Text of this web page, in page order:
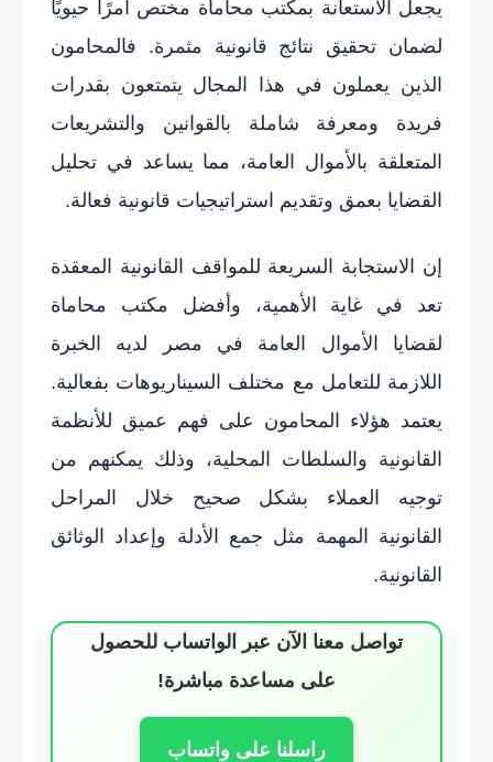
يجعل الاستعانة بمكتب محاماة مختص أمرًا حيويًا
لضمان تحقيق نتائج قانونية مثمرة. فالمحامون
الذين يعملون في هذا المجال يتمتعون بقدرات
فريدة ومعرفة شاملة بالقوانين والتشريعات
المتعلقة بالأموال العامة، مما يساعد في تحليل
القضايا بعمق وتقديم استراتيجيات قانونية فعالة.
إن الاستجابة السريعة للمواقف القانونية المعقدة
تعد في غاية الأهمية، وأفضل مكتب محاماة
لقضايا الأموال العامة في مصر لديه الخبرة
اللازمة للتعامل مع مختلف السيناريوهات بفعالية.
يعتمد هؤلاء المحامون على فهم عميق للأنظمة
القانونية والسلطات المحلية، وذلك يمكنهم من
توجيه العملاء بشكل صحيح خلال المراحل
القانونية المهمة مثل جمع الأدلة وإعداد الوثائق
القانونية.
تواصل معنا الآن عبر الواتساب للحصول
على مساعدة مباشرة!
راسلنا على واتساب